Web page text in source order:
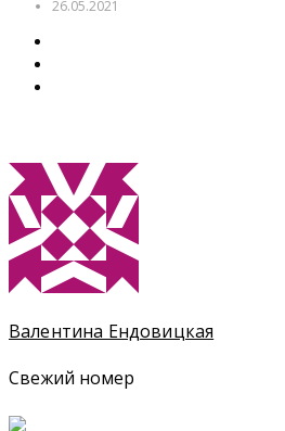
26.05.2021
Валентина Ендовицкая
Свежий номер